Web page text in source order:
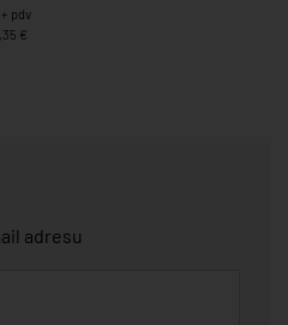
pdv
€
adresu